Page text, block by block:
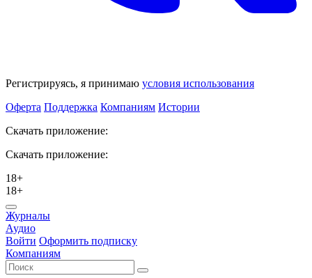
Регистрируясь, я принимаю условия использования
Оферта Поддержка Компаниям Истории
Скачать приложение:
Скачать приложение:
18+
18+
Журналы
Аудио
Войти Оформить подписку
Компаниям